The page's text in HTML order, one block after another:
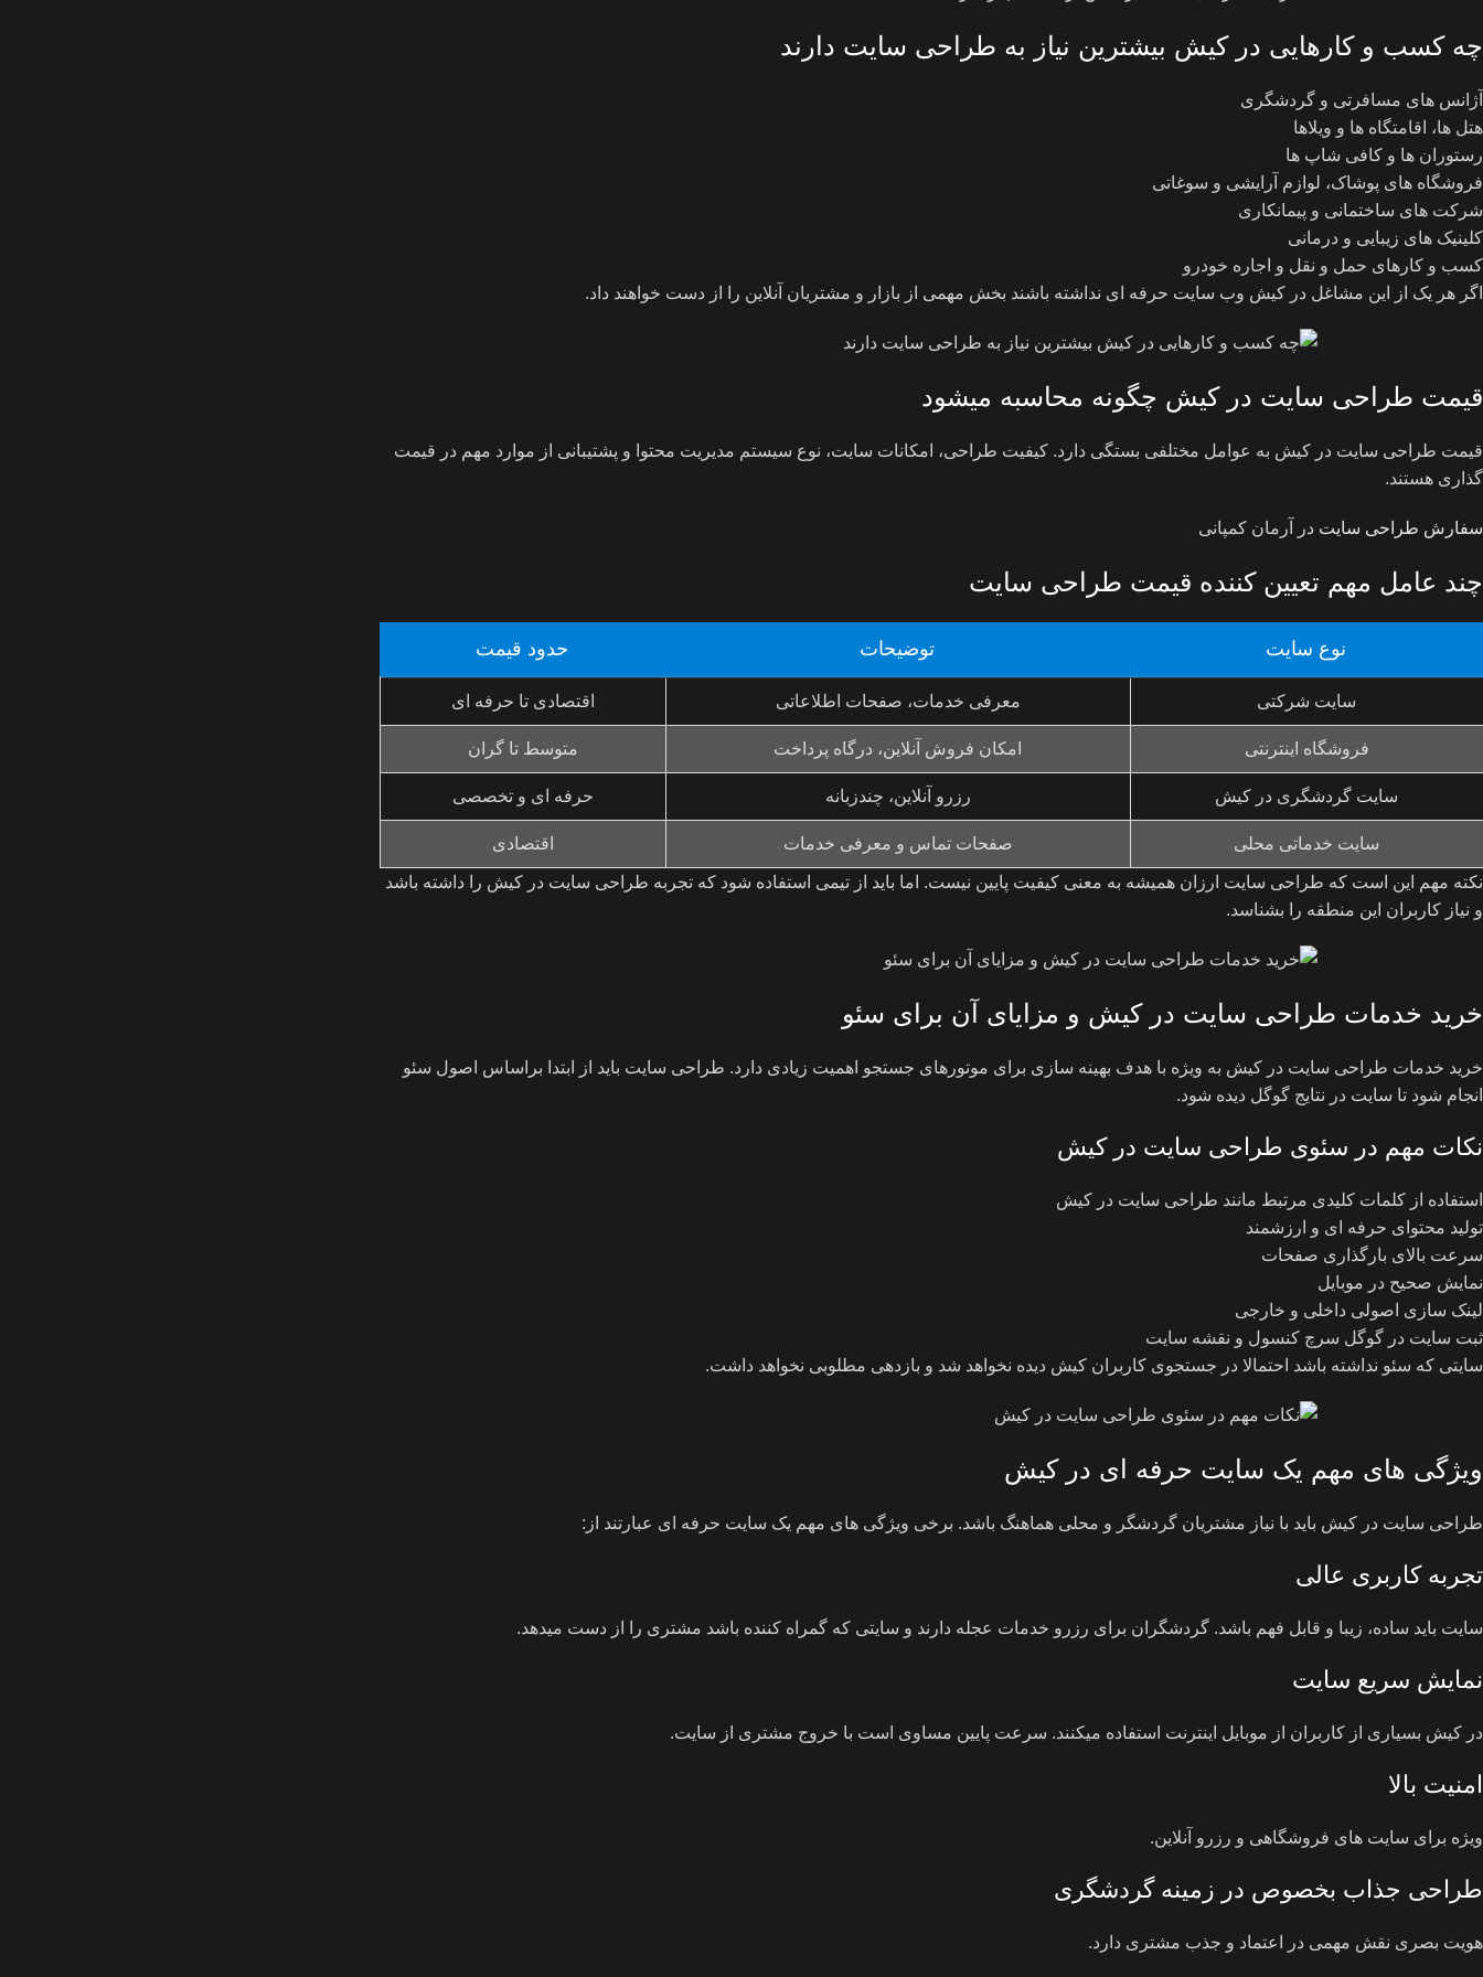
چه کسب و کارهایی در کیش بیشترین نیاز به طراحی سایت دارند
آژانس های مسافرتی و گردشگری
هتل ها، اقامتگاه ها و ویلاها
رستوران ها و کافی شاپ ها
فروشگاه های پوشاک، لوازم آرایشی و سوغاتی
شرکت های ساختمانی و پیمانکاری
کلینیک های زیبایی و درمانی
کسب و کارهای حمل و نقل و اجاره خودرو
اگر هر یک از این مشاغل در کیش وب سایت حرفه ای نداشته باشند بخش مهمی از بازار و مشتریان آنلاین را از دست خواهند داد.
قیمت طراحی سایت در کیش چگونه محاسبه میشود
قیمت طراحی سایت در کیش به عوامل مختلفی بستگی دارد. کیفیت طراحی، امکانات سایت، نوع سیستم مدیریت محتوا و پشتیبانی از موارد مهم در قیمت
گذاری هستند.
سفارش طراحی سایت در آرمان کمپانی
چند عامل مهم تعیین کننده قیمت طراحی سایت
نوع سایت توضیحات حدود قیمت
سایت شرکتی معرفی خدمات، صفحات اطلاعاتی اقتصادی تا حرفه ای
فروشگاه اینترنتی امکان فروش آنلاین، درگاه پرداخت متوسط تا گران
سایت گردشگری در کیش رزرو آنلاین، چندزبانه حرفه ای و تخصصی
سایت خدماتی محلی صفحات تماس و معرفی خدمات اقتصادی
نکته مهم این است که طراحی سایت ارزان همیشه به معنی کیفیت پایین نیست. اما باید از تیمی استفاده شود که تجربه طراحی سایت در کیش را داشته باشد
و نیاز کاربران این منطقه را بشناسد.
خرید خدمات طراحی سایت در کیش و مزایای آن برای سئو
خرید خدمات طراحی سایت در کیش به ویژه با هدف بهینه سازی برای موتورهای جستجو اهمیت زیادی دارد. طراحی سایت باید از ابتدا براساس اصول سئو
انجام شود تا سایت در نتایج گوگل دیده شود.
نکات مهم در سئوی طراحی سایت در کیش
استفاده از کلمات کلیدی مرتبط مانند طراحی سایت در کیش
تولید محتوای حرفه ای و ارزشمند
سرعت بالای بارگذاری صفحات
نمایش صحیح در موبایل
لینک سازی اصولی داخلی و خارجی
ثبت سایت در گوگل سرچ کنسول و نقشه سایت
سایتی که سئو نداشته باشد احتمالا در جستجوی کاربران کیش دیده نخواهد شد و بازدهی مطلوبی نخواهد داشت.
ویژگی های مهم یک سایت حرفه ای در کیش
طراحی سایت در کیش باید با نیاز مشتریان گردشگر و محلی هماهنگ باشد. برخی ویژگی های مهم یک سایت حرفه ای عبارتند از:
تجربه کاربری عالی
سایت باید ساده، زیبا و قابل فهم باشد. گردشگران برای رزرو خدمات عجله دارند و سایتی که گمراه کننده باشد مشتری را از دست میدهد.
نمایش سریع سایت
در کیش بسیاری از کاربران از موبایل اینترنت استفاده میکنند. سرعت پایین مساوی است با خروج مشتری از سایت.
امنیت بالا
ویژه برای سایت های فروشگاهی و رزرو آنلاین.
طراحی جذاب بخصوص در زمینه گردشگری
هویت بصری نقش مهمی در اعتماد و جذب مشتری دارد.